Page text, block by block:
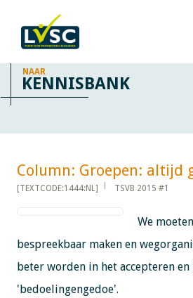
NAAR
KENNISBANK
Column: Groepen: altijd
[TEXTCODE:1444:NL] TSVB 2015 #1
We
bespreekbaar maken en
beter worden in het accepteren en
'bedoelingengedoe'.